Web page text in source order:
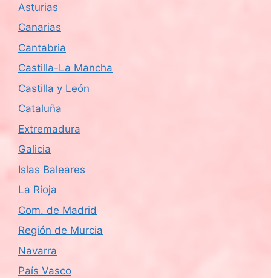
Asturias
Canarias
Cantabria
Castilla-La Mancha
Castilla y León
Cataluña
Extremadura
Galicia
Islas Baleares
La Rioja
Com. de Madrid
Región de Murcia
Navarra
País Vasco